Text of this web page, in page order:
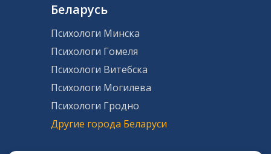
Беларусь
Психологи Минска
Психологи Гомеля
Психологи Витебска
Психологи Могилева
Психологи Гродно
Другие города Беларуси